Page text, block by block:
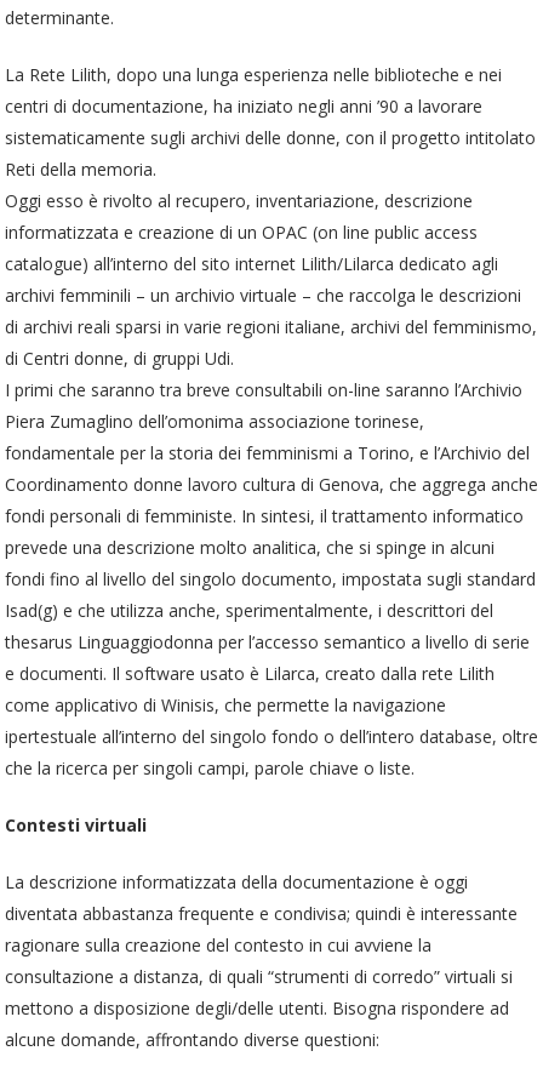
determinante.
La Rete Lilith, dopo una lunga esperienza nelle biblioteche e nei
centri di documentazione, ha iniziato negli anni ’90 a lavorare
sistematicamente sugli archivi delle donne, con il progetto intitolato
Reti della memoria.
Oggi esso è rivolto al recupero, inventariazione, descrizione
informatizzata e creazione di un OPAC (on line public access
catalogue) all’interno del sito internet Lilith/Lilarca dedicato agli
archivi femminili – un archivio virtuale – che raccolga le descrizioni
di archivi reali sparsi in varie regioni italiane, archivi del femminismo,
di Centri donne, di gruppi Udi.
I primi che saranno tra breve consultabili on-line saranno l’Archivio
Piera Zumaglino dell’omonima associazione torinese,
fondamentale per la storia dei femminismi a Torino, e l’Archivio del
Coordinamento donne lavoro cultura di Genova, che aggrega anche
fondi personali di femministe. In sintesi, il trattamento informatico
prevede una descrizione molto analitica, che si spinge in alcuni
fondi fino al livello del singolo documento, impostata sugli standard
Isad(g) e che utilizza anche, sperimentalmente, i descrittori del
thesarus Linguaggiodonna per l’accesso semantico a livello di serie
e documenti. Il software usato è Lilarca, creato dalla rete Lilith
come applicativo di Winisis, che permette la navigazione
ipertestuale all’interno del singolo fondo o dell’intero database, oltre
che la ricerca per singoli campi, parole chiave o liste.
Contesti virtuali
La descrizione informatizzata della documentazione è oggi
diventata abbastanza frequente e condivisa; quindi è interessante
ragionare sulla creazione del contesto in cui avviene la
consultazione a distanza, di quali “strumenti di corredo” virtuali si
mettono a disposizione degli/delle utenti. Bisogna rispondere ad
alcune domande, affrontando diverse questioni: